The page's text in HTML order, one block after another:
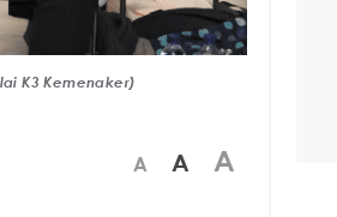
K3 Kemenaker)
A A A